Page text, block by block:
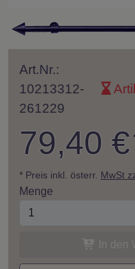
Art.Nr.:
10213312-
261229
79,40 €
* Preis inkl. österr. MwSt
Menge